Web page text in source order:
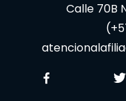
Calle 70B